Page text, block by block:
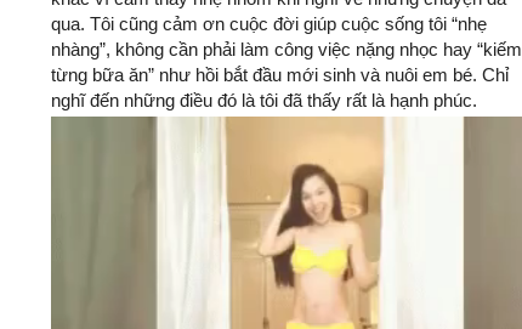
qua. Tôi cũng cảm ơn cuộc đời giúp cuộc sống tôi “nhẹ
nhàng”, không cần phải làm công việc nặng nhọc hay “kiếm
từng bữa ăn” như hồi bắt đầu mới sinh và nuôi em bé. Chỉ
nghĩ đến những điều đó là tôi đã thấy rất là hạnh phúc.